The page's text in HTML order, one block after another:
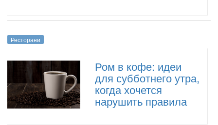
Ресторани
Ром в кофе: идеи
для субботнего утра,
когда хочется
нарушить правила